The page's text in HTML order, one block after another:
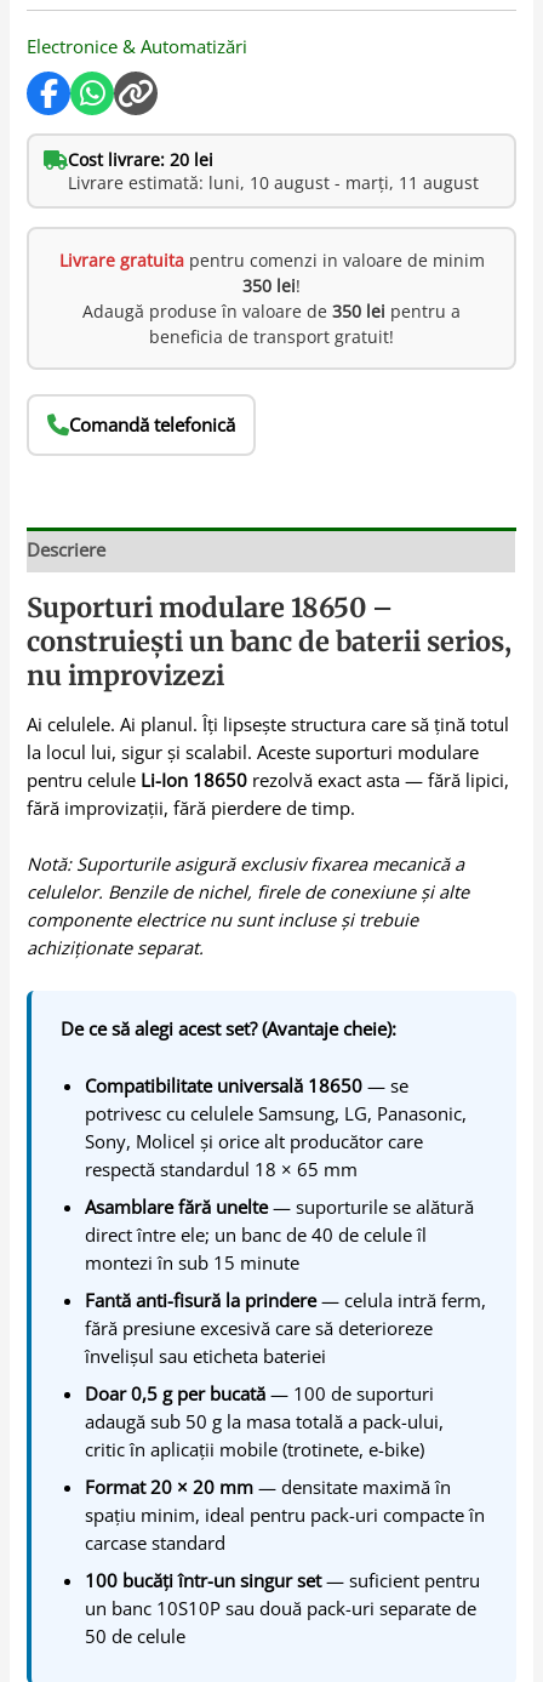
Electronice & Automatizări
Cost livrare: 20 lei
Livrare estimată: luni, 10 august - marți, 11 august
Livrare gratuitapentru comenzi in valoare de minim
350 lei!
Adaugă produse în valoare de 350 lei pentru a
beneficia de transport gratuit!
Comandă telefonică
Descriere
Suporturi modulare 18650 –
construiești un banc de baterii serios,
nu improvizezi
Ai celulele. Ai planul. Îți lipsește structura care să țină totul
la locul lui, sigur și scalabil. Aceste suporturi modulare
pentru celule Li-Ion 18650 rezolvă exact asta — fără lipici,
fără improvizații, fără pierdere de timp.
Notă: Suporturile asigură exclusiv fixarea mecanică a
celulelor. Benzile de nichel, firele de conexiune și alte
componente electrice nu sunt incluse și trebuie
achiziționate separat.
De ce să alegi acest set? (Avantaje cheie):
Compatibilitate universală 18650 — se
potrivesc cu celulele Samsung, LG, Panasonic,
Sony, Molicel și orice alt producător care
respectă standardul 18 × 65 mm
Asamblare fără unelte— suporturile se alătură
direct între ele; un banc de 40 de celule îl
montezi în sub 15 minute
Fantă anti-fisură la prindere— celula intră ferm,
fără presiune excesivă care să deterioreze
învelișul sau eticheta bateriei
Doar 0,5 g per bucată — 100 de suporturi
adaugă sub 50 g la masa totală a pack-ului,
critic în aplicații mobile (trotinete, e-bike)
Format 20 × 20 mm — densitate maximă în
spațiu minim, ideal pentru pack-uri compacte în
carcase standard
100 bucăți într-un singur set— suficient pentru
un banc 10S10P sau două pack-uri separate de
50 de celule